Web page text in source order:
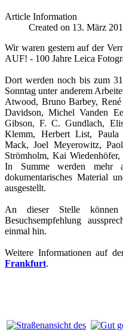
Article Information
Created on 13. März
Wir waren gestern auf der
AUF! - 100 Jahre Leica
Dort werden noch bis zum
Sonntag unter anderem
Atwood, Bruno Barbey,
Davidson, Michel Vanden
Gibson, F. C. Gundlach,
Klemm, Herbert List, Paula
Mack, Joel Meyerowitz,
Strömholm, Kai
In Summe werden mehr
dokumentarisches Material
ausgestellt.
An dieser Stelle
Besuchsempfehlung
einmal hin.
Weitere Informationen auf
Frankfurt.